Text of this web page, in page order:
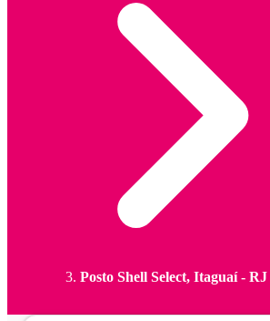
Posto Shell Select, Itaguaí - RJ